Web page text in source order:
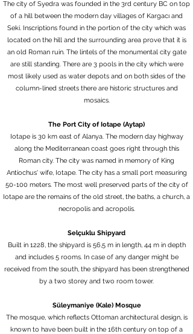
The city of Syedra was founded in the 3rd century BC on top
of a hill between the modern day villages of Kargacı and
Seki. Inscriptions found in the portion of the city which was
located on the hill and the surrounding area prove that it is
an old Roman ruin. The lintels of the monumental city gate
are still standing. There are 3 pools in the city which were
most likely used as water depots and on both sides of the
column-lined streets there are historic structures and
mosaics.
The Port City of Iotape (Aytap)
Iotape is 30 km east of Alanya. The modern day highway
along the Mediterranean coast goes right through this
Roman city. The city was named in memory of King
Antiochus' wife, Iotape. The city has a small port measuring
50-100 meters. The most well preserved parts of the city of
Iotape are the remains of the old street, the baths, a church, a
necropolis and acropolis.
Selçuklu Shipyard
Built in 1228, the shipyard is 56,5 m in length, 44 m in depth
and includes 5 rooms. In case of any danger might be
received from the south, the shipyard has been strengthened
by a two storey and two room tower.
Süleymaniye (Kale) Mosque
The mosque, which reflects Ottoman architectural design, is
known to have been built in the 16th century on top of a